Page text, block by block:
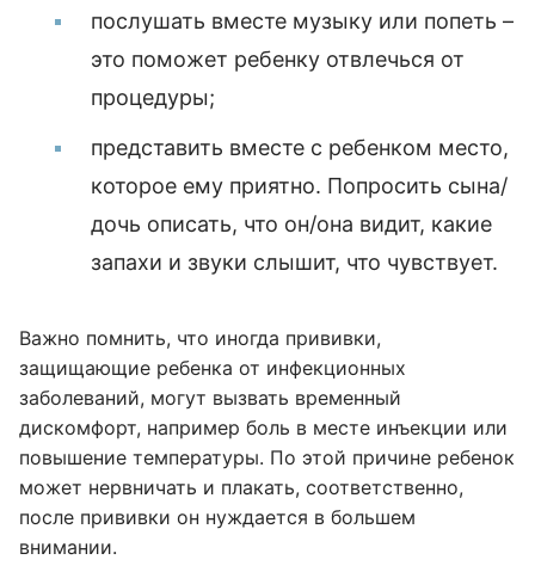
послушать вместе музыку или попеть –
это поможет ребенку отвлечься от
процедуры;
представить вместе с ребенком место,
которое ему приятно. Попросить сына/
дочь описать, что он/она видит, какие
запахи и звуки слышит, что чувствует.
Важно помнить, что иногда прививки,
защищающие ребенка от инфекционных
заболеваний, могут вызвать временный
дискомфорт, например боль в месте инъекции или
повышение температуры. По этой причине ребенок
может нервничать и плакать, соответственно,
после прививки он нуждается в большем
внимании.